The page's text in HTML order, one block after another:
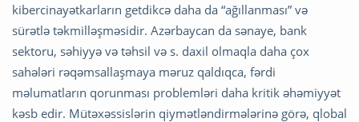
kibercinayətkarların getdikcə daha da “ağıllanması” və
sürətlə təkmilləşməsidir. Azərbaycan da sənaye, bank
sektoru, səhiyyə və təhsil və s. daxil olmaqla daha çox
sahələri rəqəmsallaşmaya məruz qaldıqca, fərdi
məlumatların qorunması problemləri daha kritik əhəmiyyət
kəsb edir. Mütəxəssislərin qiymətləndirmələrinə görə, qlobal